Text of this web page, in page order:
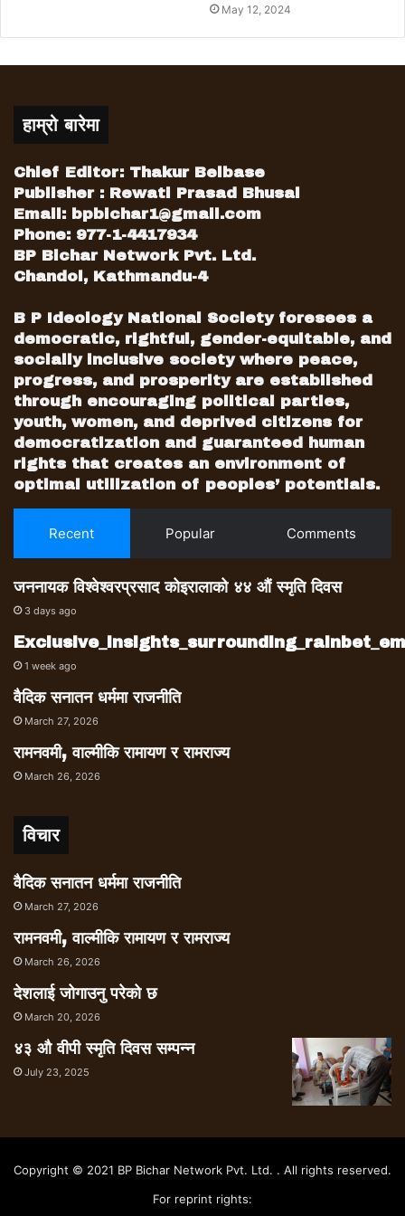
गरिएको छ,’ सूचनामा भनिएको छ ।May 12, 2024
हाम्रो बारेमा
Chief Editor: Thakur Belbase
Publisher : Rewati Prasad Bhusal
Email: bpbichar1@gmail.com
Phone: 977-1-4417934
BP Bichar Network Pvt. Ltd.
Chandol, Kathmandu-4
B P Ideology National Society foresees a
democratic, rightful, gender-equitable, and
socially inclusive society where peace,
progress, and prosperity are established
through encouraging political parties,
youth, women, and deprived citizens for
democratization and guaranteed human
rights that creates an environment of
optimal utilization of peoples’ potentials.
Recent Popular Comments
जननायक विश्वेश्वरप्रसाद कोइरालाको ४४ औं स्मृति दिवस
3 days ago
1 week ago
वैदिक सनातन धर्ममा राजनीति
March 27, 2026
रामनवमी, वाल्मीकि रामायण र रामराज्य
March 26, 2026
विचार
वैदिक सनातन धर्ममा राजनीति
March 27, 2026
रामनवमी, वाल्मीकि रामायण र रामराज्य
March 26, 2026
देशलाई जोगाउनु परेको छ
March 20, 2026
४३ औ वीपी स्मृति दिवस सम्पन्न
July 23, 2025
Copyright © 2021 BP Bichar Network Pvt. Ltd. . All rights reserved.
For reprint rights: